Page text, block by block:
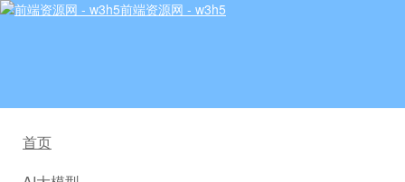
前端资源网 - w3h5
首页